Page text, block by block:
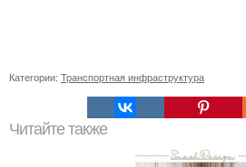
Категории: Транспортная инфраструктура
Читайте также